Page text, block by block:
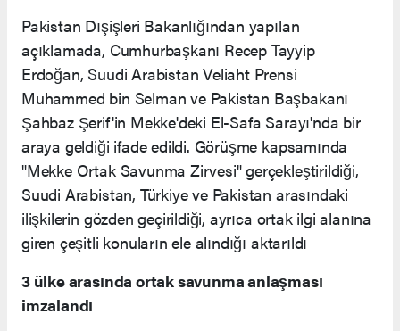
Pakistan Dışişleri Bakanlığından yapılan
açıklamada, Cumhurbaşkanı Recep Tayyip
Erdoğan, Suudi Arabistan Veliaht Prensi
Muhammed bin Selman ve Pakistan Başbakanı
Şahbaz Şerif'in Mekke'deki El-Safa Sarayı'nda bir
araya geldiği ifade edildi. Görüşme kapsamında
"Mekke Ortak Savunma Zirvesi" gerçekleştirildiği,
Suudi Arabistan, Türkiye ve Pakistan arasındaki
ilişkilerin gözden geçirildiği, ayrıca ortak ilgi alanına
giren çeşitli konuların ele alındığı aktarıldı
3 ülke arasında ortak savunma anlaşması
imzalandı